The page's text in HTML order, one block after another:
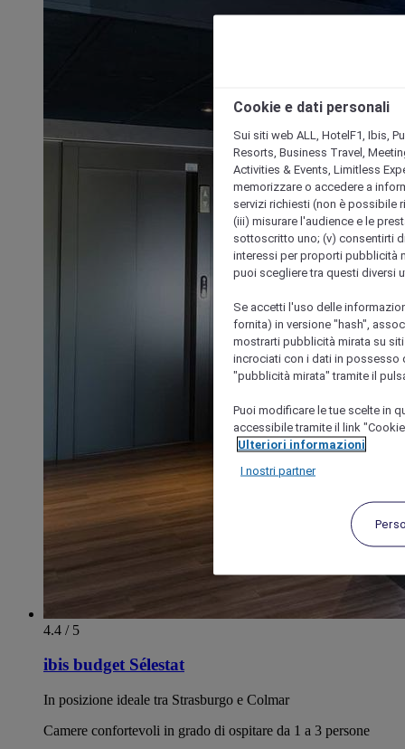
4.4 / 5
ibis budget Sélestat
In posizione ideale tra Strasburgo e Colmar
Camere confortevoli in grado di ospitare da 1 a 3 persone
Cookie e dati personali
Sui siti web ALL, HotelF1, Ibis,
Resorts, Business Travel,
Activities & Events, Limitless
memorizzare o accedere a
servizi richiesti (non è possibile
(iii) misurare l'audience e le
sottoscritto uno; (v) consentirti
interessi per proporti pubblicità
puoi scegliere tra questi diversi
Se accetti l'uso delle
fornita) in versione "hash",
mostrarti pubblicità mirata su
incrociati con i dati in possesso
"pubblicità mirata" tramite il
Puoi modificare le tue scelte in
accessibile tramite il link
Ulteriori informazioni
I nostri partner